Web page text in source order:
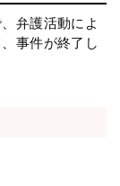
弁護活動によ
事件が終了し